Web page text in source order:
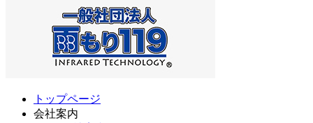
トップページ
会社案内